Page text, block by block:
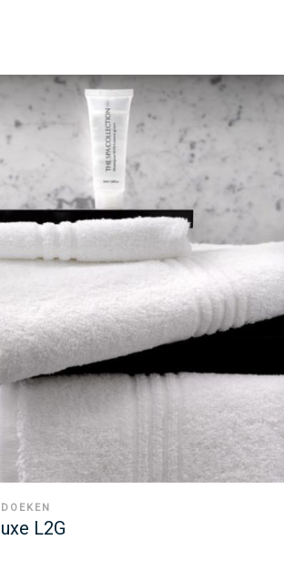
L2G